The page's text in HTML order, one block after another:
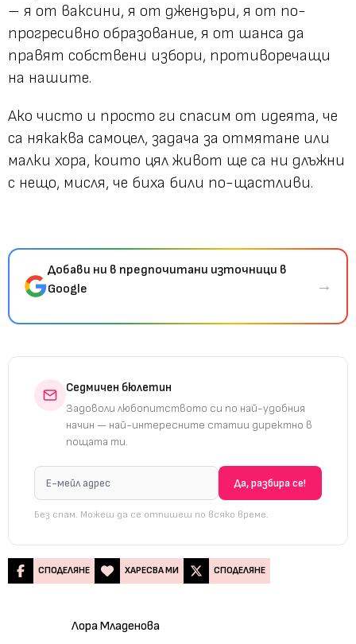
– я от ваксини, я от джендъри, я от по-
прогресивно образование, я от шанса да
правят собствени избори, противоречащи
на нашите.
Ако чисто и просто ги спасим от идеята, че
са някаква самоцел, задача за отмятане или
малки хора, които цял живот ще са ни длъжни
с нещо, мисля, че биха били по-щастливи.
Добави ни в предпочитани източници в
Google
→
Седмичен бюлетин
Задоволи любопитството си по най-удобния
начин — най-интересните статии директно в
пощата ти.
Без спам. Можеш да се отпишеш по всяко време.
СПОДЕЛЯНЕ ХАРЕСВА МИ СПОДЕЛЯНЕ
Лора Младенова